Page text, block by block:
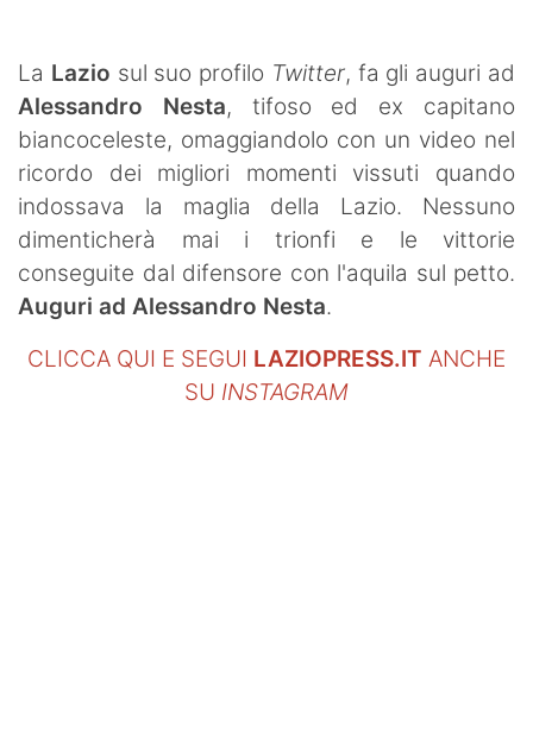
Contatti
La Lazio sul suo profilo Twitter, fa gli auguri ad
Alessandro Nesta, tifoso ed ex capitano
biancoceleste, omaggiandolo con un video nel
ricordo dei migliori momenti vissuti quando
indossava la maglia della Lazio. Nessuno
dimenticherà mai i trionfi e le vittorie
conseguite dal difensore con l'aquila sul petto.
Auguri ad Alessandro Nesta.
CLICCA QUI E SEGUI LAZIOPRESS.IT ANCHE
SU INSTAGRAM